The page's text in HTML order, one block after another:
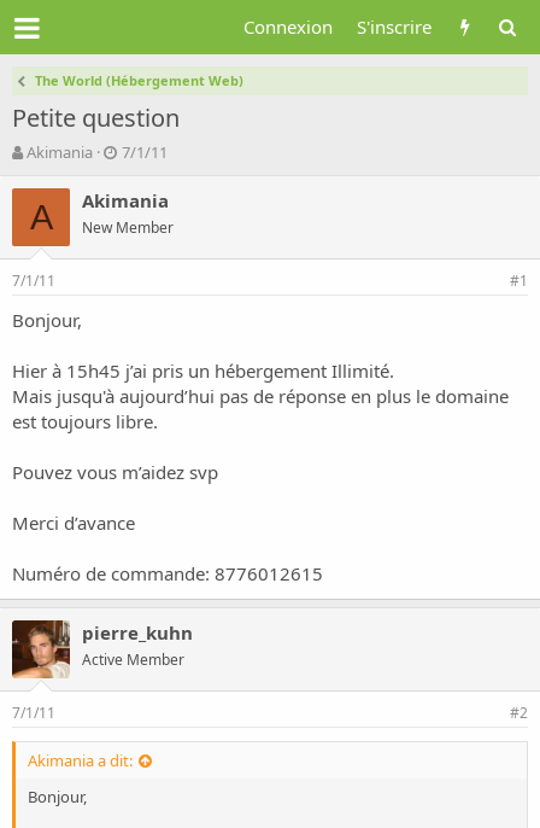
Connexion S'inscrire
The World (Hébergement Web)
Petite question
A
t
e
r
d
l
d
i
s
c
s
i
Akimania
D
t
d
e
7/1/11
A Akimania
New Member
7/1/11 #1
Bonjour,
Hier à 15h45 j’ai pris un hébergement Illimité.
Mais jusqu'à aujourd’hui pas de réponse en plus le domaine
est toujours libre.
Pouvez vous m’aidez svp
Merci d’avance
Numéro de commande: 8776012615
pierre_kuhn
Active Member
7/1/11 #2
Akimania a dit:
Bonjour,